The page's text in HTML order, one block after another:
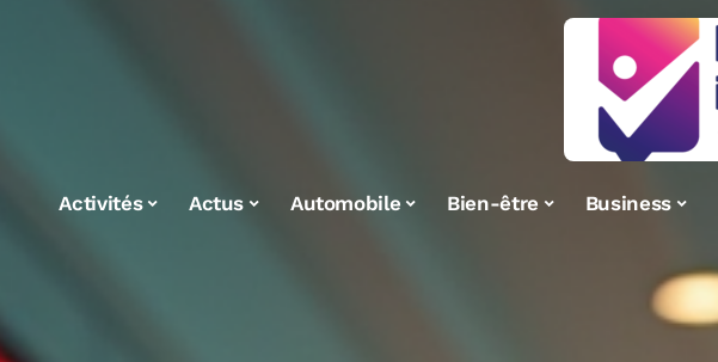
Activités Actus Automobile Bien-être Business